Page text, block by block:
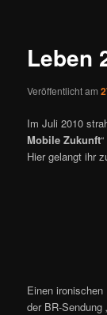
Leben
Veröffentlicht am
Im Juli 2010
Mobile Zukunft
Hier gelangt ihr
Einen
der BR-Sendung